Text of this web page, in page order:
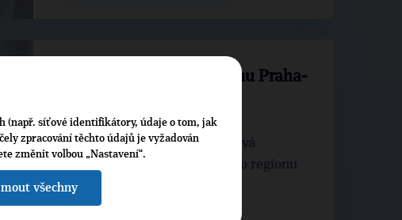
Setkání s občany v regionu Praha-
Poslankyně Helena Langšádlová
v pondělí 28.5.2012 zamířila do regionu
Praha západ.
(např. síťové identifikátory, údaje o tom, jak
zpracování těchto údajů je vyžadován
změnit volbou „Nastavení“.
všechny